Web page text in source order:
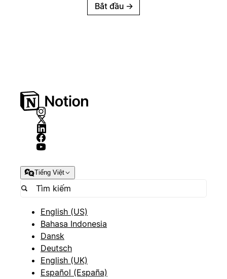
Bắt đầu →
Tiếng Việt
English (US)
Bahasa Indonesia
Dansk
Deutsch
English (UK)
Español (España)